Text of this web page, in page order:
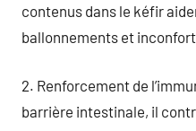
contenus dans le kéfir
ballonnements et
2. Renforcement de
barrière intestinale, il